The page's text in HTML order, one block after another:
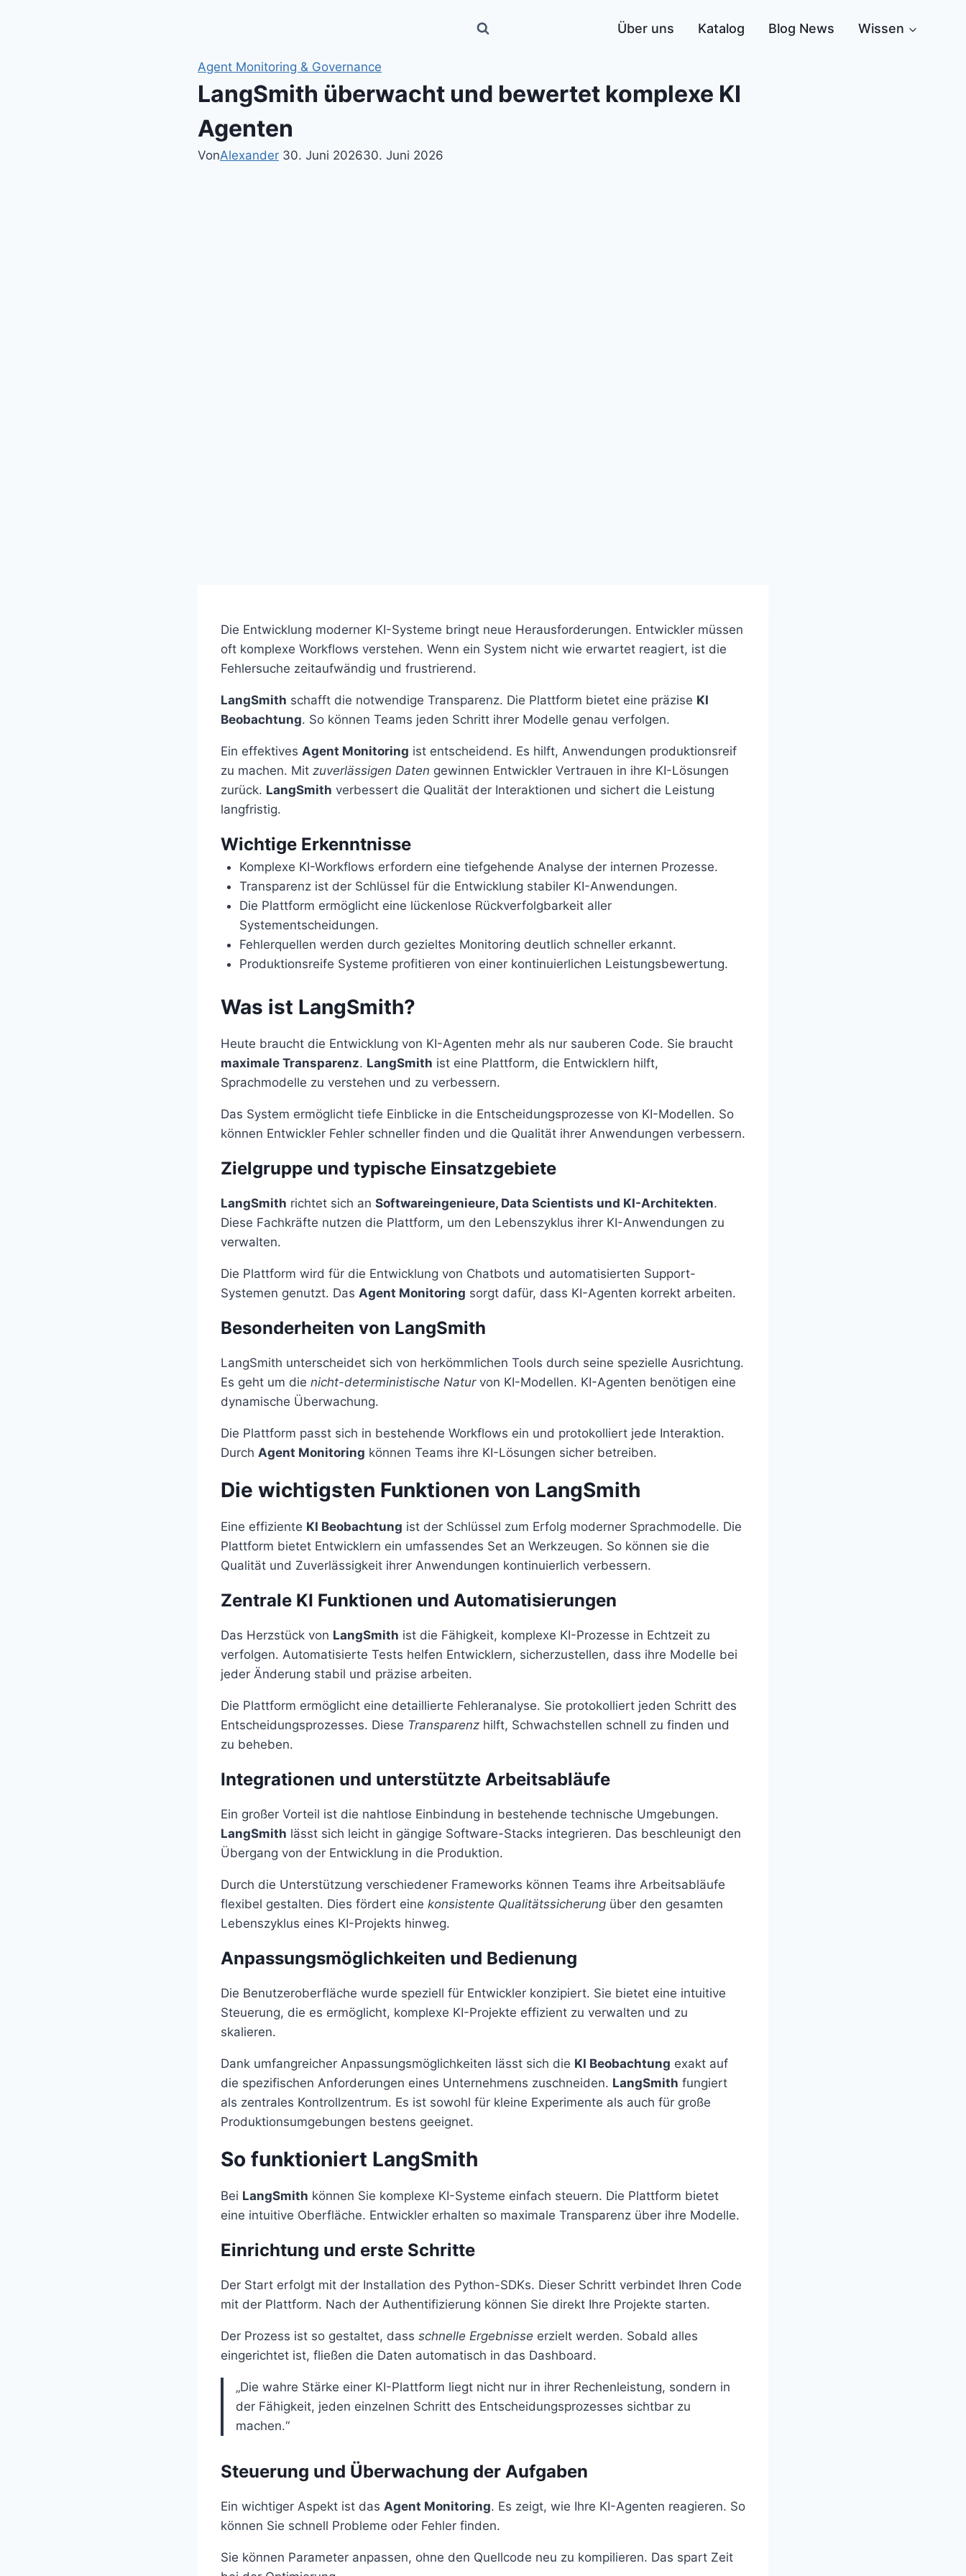
Über uns Katalog Blog News Wissen
Agent Monitoring & Governance
LangSmith überwacht und bewertet komplexe KI
Agenten
VonAlexander 30. Juni 202630. Juni 2026
Die Entwicklung moderner KI-Systeme bringt neue Herausforderungen. Entwickler müssen
oft komplexe Workflows verstehen. Wenn ein System nicht wie erwartet reagiert, ist die
Fehlersuche zeitaufwändig und frustrierend.
LangSmith schafft die notwendige Transparenz. Die Plattform bietet eine präzise KI
Beobachtung. So können Teams jeden Schritt ihrer Modelle genau verfolgen.
Ein effektives Agent Monitoring ist entscheidend. Es hilft, Anwendungen produktionsreif
zu machen. Mit zuverlässigen Daten gewinnen Entwickler Vertrauen in ihre KI-Lösungen
zurück. LangSmith verbessert die Qualität der Interaktionen und sichert die Leistung
langfristig.
Wichtige Erkenntnisse
Komplexe KI-Workflows erfordern eine tiefgehende Analyse der internen Prozesse.
Transparenz ist der Schlüssel für die Entwicklung stabiler KI-Anwendungen.
Die Plattform ermöglicht eine lückenlose Rückverfolgbarkeit aller
Systementscheidungen.
Fehlerquellen werden durch gezieltes Monitoring deutlich schneller erkannt.
Produktionsreife Systeme profitieren von einer kontinuierlichen Leistungsbewertung.
Was ist LangSmith?
Heute braucht die Entwicklung von KI-Agenten mehr als nur sauberen Code. Sie braucht
maximale Transparenz. LangSmith ist eine Plattform, die Entwicklern hilft,
Sprachmodelle zu verstehen und zu verbessern.
Das System ermöglicht tiefe Einblicke in die Entscheidungsprozesse von KI-Modellen. So
können Entwickler Fehler schneller finden und die Qualität ihrer Anwendungen verbessern.
Zielgruppe und typische Einsatzgebiete
LangSmith richtet sich an Softwareingenieure, Data Scientists und KI-Architekten.
Diese Fachkräfte nutzen die Plattform, um den Lebenszyklus ihrer KI-Anwendungen zu
verwalten.
Die Plattform wird für die Entwicklung von Chatbots und automatisierten Support-
Systemen genutzt. Das Agent Monitoring sorgt dafür, dass KI-Agenten korrekt arbeiten.
Besonderheiten von LangSmith
LangSmith unterscheidet sich von herkömmlichen Tools durch seine spezielle Ausrichtung.
Es geht um die nicht-deterministische Naturvon KI-Modellen. KI-Agenten benötigen eine
dynamische Überwachung.
Die Plattform passt sich in bestehende Workflows ein und protokolliert jede Interaktion.
Durch Agent Monitoring können Teams ihre KI-Lösungen sicher betreiben.
Die wichtigsten Funktionen von LangSmith
Eine effiziente KI Beobachtung ist der Schlüssel zum Erfolg moderner Sprachmodelle. Die
Plattform bietet Entwicklern ein umfassendes Set an Werkzeugen. So können sie die
Qualität und Zuverlässigkeit ihrer Anwendungen kontinuierlich verbessern.
Zentrale KI Funktionen und Automatisierungen
Das Herzstück von LangSmith ist die Fähigkeit, komplexe KI-Prozesse in Echtzeit zu
verfolgen. Automatisierte Tests helfen Entwicklern, sicherzustellen, dass ihre Modelle bei
jeder Änderung stabil und präzise arbeiten.
Die Plattform ermöglicht eine detaillierte Fehleranalyse. Sie protokolliert jeden Schritt des
Entscheidungsprozesses. Diese Transparenz hilft, Schwachstellen schnell zu finden und
zu beheben.
Integrationen und unterstützte Arbeitsabläufe
Ein großer Vorteil ist die nahtlose Einbindung in bestehende technische Umgebungen.
LangSmith lässt sich leicht in gängige Software-Stacks integrieren. Das beschleunigt den
Übergang von der Entwicklung in die Produktion.
Durch die Unterstützung verschiedener Frameworks können Teams ihre Arbeitsabläufe
flexibel gestalten. Dies fördert eine konsistente Qualitätssicherung über den gesamten
Lebenszyklus eines KI-Projekts hinweg.
Anpassungsmöglichkeiten und Bedienung
Die Benutzeroberfläche wurde speziell für Entwickler konzipiert. Sie bietet eine intuitive
Steuerung, die es ermöglicht, komplexe KI-Projekte effizient zu verwalten und zu
skalieren.
Dank umfangreicher Anpassungsmöglichkeiten lässt sich die KI Beobachtung exakt auf
die spezifischen Anforderungen eines Unternehmens zuschneiden. LangSmith fungiert
als zentrales Kontrollzentrum. Es ist sowohl für kleine Experimente als auch für große
Produktionsumgebungen bestens geeignet.
So funktioniert LangSmith
Bei LangSmith können Sie komplexe KI-Systeme einfach steuern. Die Plattform bietet
eine intuitive Oberfläche. Entwickler erhalten so maximale Transparenz über ihre Modelle.
Einrichtung und erste Schritte
Der Start erfolgt mit der Installation des Python-SDKs. Dieser Schritt verbindet Ihren Code
mit der Plattform. Nach der Authentifizierung können Sie direkt Ihre Projekte starten.
Der Prozess ist so gestaltet, dass schnelle Ergebnisse erzielt werden. Sobald alles
eingerichtet ist, fließen die Daten automatisch in das Dashboard.
„Die wahre Stärke einer KI-Plattform liegt nicht nur in ihrer Rechenleistung, sondern in
der Fähigkeit, jeden einzelnen Schritt des Entscheidungsprozesses sichtbar zu
machen.“
Steuerung und Überwachung der Aufgaben
Ein wichtiger Aspekt ist das Agent Monitoring. Es zeigt, wie Ihre KI-Agenten reagieren. So
können Sie schnell Probleme oder Fehler finden.
Sie können Parameter anpassen, ohne den Quellcode neu zu kompilieren. Das spart Zeit